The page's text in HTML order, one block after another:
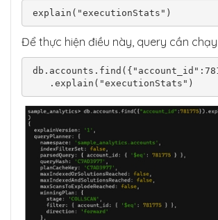
Để thực hiện điều này, query cần chạy